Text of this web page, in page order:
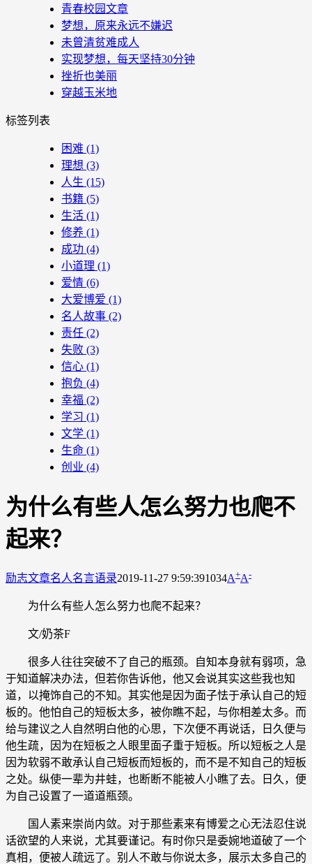
青春校园文章
梦想，原来永远不嫌迟
未曾清贫难成人
实现梦想，每天坚持30分钟
挫折也美丽
穿越玉米地
标签列表
困难 (1)
理想 (3)
人生 (15)
书籍 (5)
生活 (1)
修养 (1)
成功 (4)
小道理 (1)
爱情 (6)
大爱博爱 (1)
名人故事 (2)
责任 (2)
失败 (3)
信心 (1)
抱负 (4)
幸福 (2)
学习 (1)
文学 (1)
生命 (1)
创业 (4)
为什么有些人怎么努力也爬不
起来？
励志文章名人名言语录2019-11-27 9:59:391034A+A-
为什么有些人怎么努力也爬不起来？
文/奶茶F
很多人往往突破不了自己的瓶颈。自知本身就有弱项，急
于知道解决办法，但若你告诉他，他又会说其实这些我也知
道，以掩饰自己的不知。其实他是因为面子怯于承认自己的短
板的。他怕自己的短板太多，被你瞧不起，与你相差太多。而
给与建议之人自然明白他的心思，下次便不再说话，日久便与
他生疏，因为在短板之人眼里面子重于短板。所以短板之人是
因为软弱不敢承认自己短板而短板的，而不是不知自己的短板
之处。纵使一辈为井蛙，也断断不能被人小瞧了去。日久，便
为自己设置了一道道瓶颈。
国人素来崇尚内敛。对于那些素来有博爱之心无法忍住说
话欲望的人来说，尤其要谨记。有时你只是委婉地道破了一个
真相，便被人疏远了。别人不敢与你说太多，展示太多自己的